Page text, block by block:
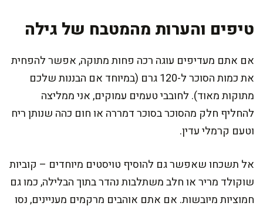
טיפים והערות מהמטבח של גילה
אם אתם מעדיפים עוגה רכה פחות מתוקה, אפשר להפחית
את כמות הסוכר ל-120 גרם (במיוחד אם הבננות שלכם
מתוקות מאוד). לחובבי טעמים עמוקים, אני ממליצה
להחליף חלק מהסוכר בסוכר דמררה או חום כהה שנותן ריח
וטעם קרמלי עדין.
אל תשכחו שאפשר גם להוסיף טויסטים מיוחדים – קוביות
שוקולד מריר או חלב משתלבות נהדר בתוך הבלילה, כמו גם
חמוציות מיובשות. אם אתם אוהבים מרקמים מעניינים, נסו